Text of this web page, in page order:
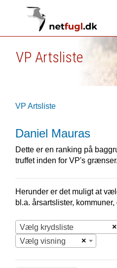
VP Artsliste
VP Artsliste
Daniel Mauras
Dette er en ranking på
truffet inden for VP's grænser.
Herunder er det muligt at
bl.a. årsartslister, kommuner,
×
Vælg krydsliste
×
Vælg visning